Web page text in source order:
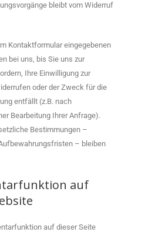
bleibt vom Widerruf
Kontaktformular eingegebenen
bei uns, bis Sie uns zur
Ihre Einwilligung zur
oder der Zweck für die
entfällt (z.B. nach
Bearbeitung Ihrer Anfrage).
Bestimmungen –
– bleiben
auf
auf dieser Seite